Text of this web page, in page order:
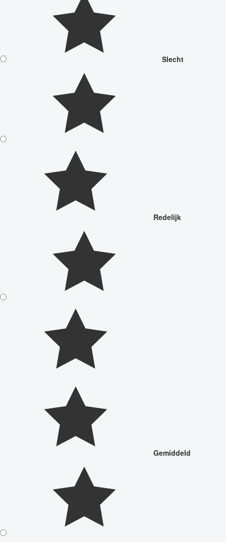
Slecht
Redelijk
Gemiddeld